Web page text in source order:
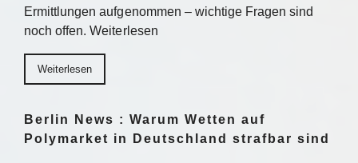
Ermittlungen aufgenommen – wichtige Fragen sind
noch offen. Weiterlesen
Weiterlesen
Berlin News : Warum Wetten auf
Polymarket in Deutschland strafbar sind